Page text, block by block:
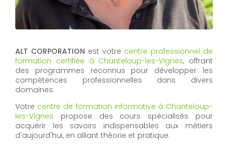
ALT CORPORATION est votre centre professionnel de
formation certifiée à Chanteloup-les-Vignes, offrant
des programmes reconnus pour développer les
compétences professionnelles dans divers
domaines.
Votre centre de formation informative à Chanteloup-
les-Vignes propose des cours spécialisés pour
acquérir les savoirs indispensables aux métiers
d'aujourd'hui, en alliant théorie et pratique.